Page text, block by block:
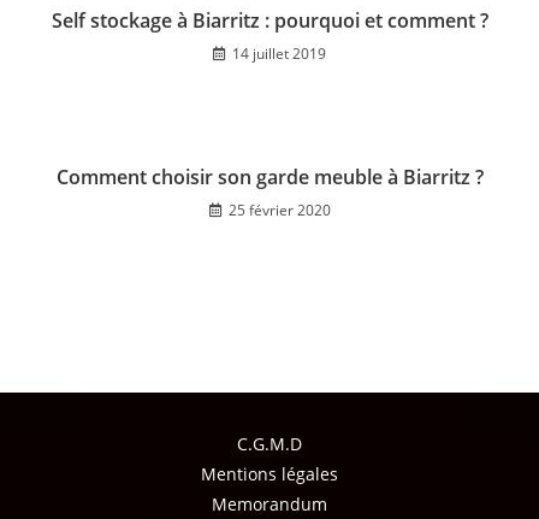
Self stockage à Biarritz : pourquoi et comment ?
14 juillet 2019
Comment choisir son garde meuble à Biarritz ?
25 février 2020
C.G.M.D
Mentions légales
Memorandum